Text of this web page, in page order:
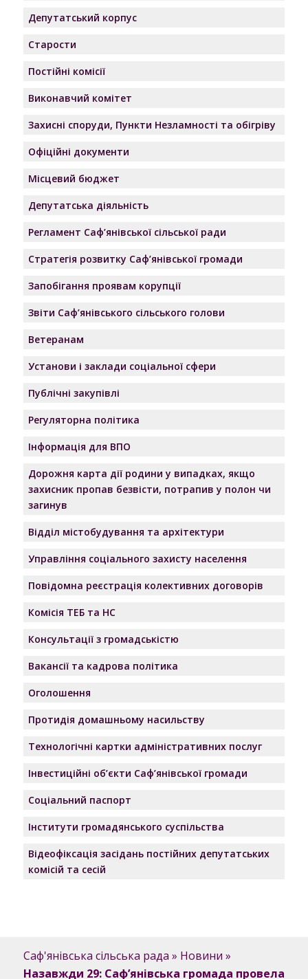
Депутатський корпус
Старости
Постійні комісії
Виконавчий комітет
Захисні споруди, Пункти Незламності та обігріву
Офіційні документи
Місцевий бюджет
Депутатська діяльність
Регламент Саф’янівської сільської ради
Стратегія розвитку Саф’янівської громади
Запобігання проявам корупції
Звіти Саф’янівського сільського голови
Ветеранам
Установи і заклади соціальної сфери
Публічні закупівлі
Регуляторна політика
Інформація для ВПО
Дорожня карта дії родини у випадках, якщо
захисник пропав безвісти, потрапив у полон чи
загинув
Відділ містобудування та архітектури
Управління соціального захисту населення
Повідомна реєстрація колективних договорів
Комісія ТЕБ та НС
Консультації з громадськістю
Вакансії та кадрова політика
Оголошення
Протидія домашньому насильству
Технологічні картки адміністративних послуг
Інвестиційні об’єкти Саф’янівської громади
Соціальний паспорт
Інститути громадянського суспільства
Відеофіксація засідань постійних депутатських
комісій та сесій
Саф'янівська сільська рада » Новини »
Назавжди 29: Саф’янівська громада провела